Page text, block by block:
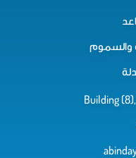
والسموم